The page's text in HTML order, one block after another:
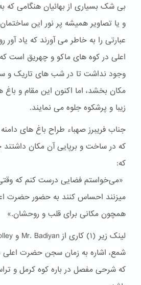
بی شک بسیاری از بهائیان هنگامی که
و یا تصاویر همیشه پر نور این
عبارتی را به خاطر می آورند که یاد
اعلی در کوه های ماکو و چهریق است
وجود نداشت تا در شب های تاریک و
مکان بخشد، اما اکنون این مقام و باغ
زیبا و پرشکوه جلوه می نمایند.
جناب فریبرز صهباء طراح باغ های
که در ساخت و برپایی آن مکان داشتند
که:
«می‌خواستم فضایی درست کنم که
میزنند احساس کنند به حضور حضرت
همچون مکانی برای قلب و روحشان.»
شمع، اشاره به زمان سجن حضرت
که شرحی مفصل در باره کوه کرمل و